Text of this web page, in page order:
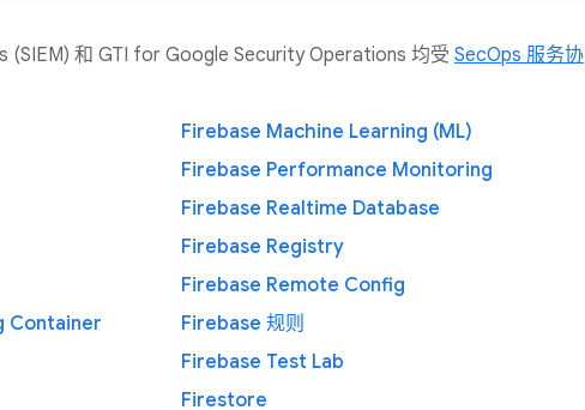
(SIEM) 和 GTI for Google Security Operations 均受 SecOps 服务协
Container
Firebase Machine Learning (ML)
Firebase Performance Monitoring
Firebase Realtime Database
Firebase Registry
Firebase Remote Config
Firebase 规则
Firebase Test Lab
Firestore